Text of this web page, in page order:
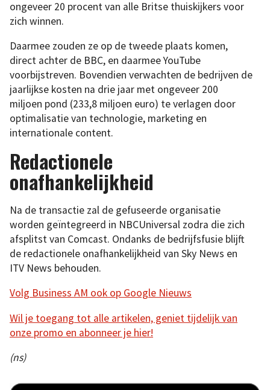
ongeveer 20 procent van alle Britse thuiskijkers voor
zich winnen.
Daarmee zouden ze op de tweede plaats komen,
direct achter de BBC, en daarmee YouTube
voorbijstreven. Bovendien verwachten de bedrijven de
jaarlijkse kosten na drie jaar met ongeveer 200
miljoen pond (233,8 miljoen euro) te verlagen door
optimalisatie van technologie, marketing en
internationale content.
Redactionele
onafhankelijkheid
Na de transactie zal de gefuseerde organisatie
worden geïntegreerd in NBCUniversal zodra die zich
afsplitst van Comcast. Ondanks de bedrijfsfusie blijft
de redactionele onafhankelijkheid van Sky News en
ITV News behouden.
Volg Business AM ook op Google Nieuws
Wil je toegang tot alle artikelen, geniet tijdelijk van
onze promo en abonneer je hier!
(ns)